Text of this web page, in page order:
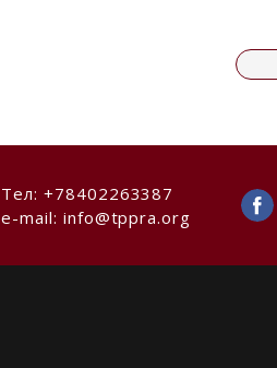
Тел: +78402263387
e-mail: info@tppra.org